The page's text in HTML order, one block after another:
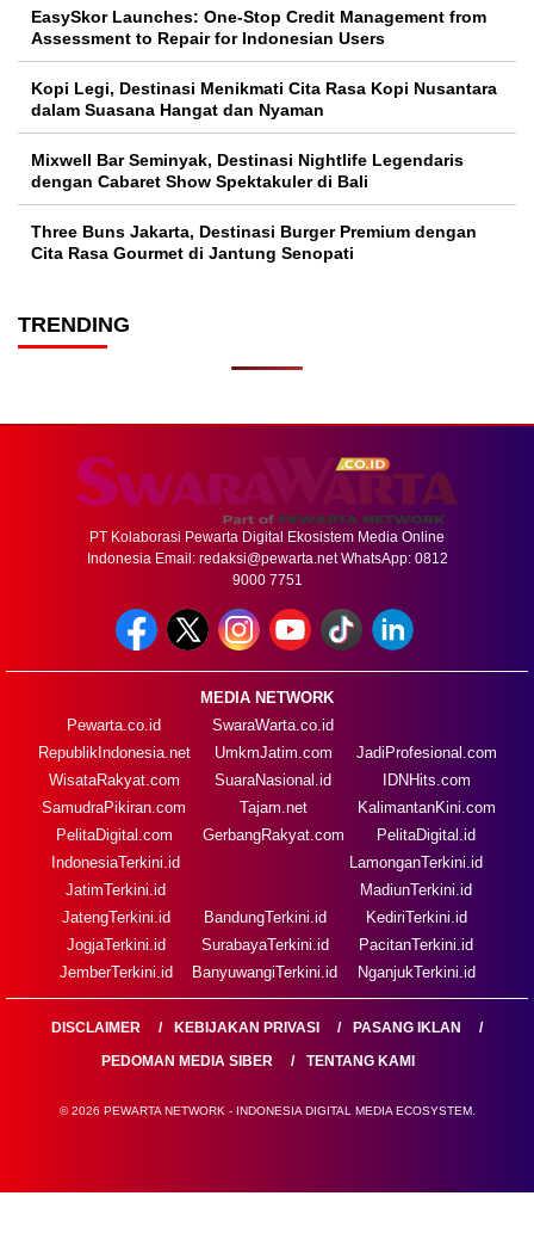
EasySkor Launches: One-Stop Credit Management from
Assessment to Repair for Indonesian Users
Kopi Legi, Destinasi Menikmati Cita Rasa Kopi Nusantara
dalam Suasana Hangat dan Nyaman
Mixwell Bar Seminyak, Destinasi Nightlife Legendaris
dengan Cabaret Show Spektakuler di Bali
Three Buns Jakarta, Destinasi Burger Premium dengan
Cita Rasa Gourmet di Jantung Senopati
TRENDING
PT Kolaborasi Pewarta Digital Ekosistem Media Online
Indonesia Email: redaksi@pewarta.netWhatsApp: 0812
9000 7751
MEDIA NETWORK
Pewarta.co.id
RepublikIndonesia.net
WisataRakyat.com
SamudraPikiran.com
PelitaDigital.com
SwaraWarta.co.id
UmkmJatim.com
SuaraNasional.id
Tajam.net
GerbangRakyat.com
JadiProfesional.com
IDNHits.com
KalimantanKini.com
PelitaDigital.id
IndonesiaTerkini.id
JatimTerkini.id
JatengTerkini.id
JogjaTerkini.id
JemberTerkini.id
BandungTerkini.id
SurabayaTerkini.id
BanyuwangiTerkini.id
LamonganTerkini.id
MadiunTerkini.id
KediriTerkini.id
PacitanTerkini.id
NganjukTerkini.id
DISCLAIMER KEBIJAKAN PRIVASI
PASANG IKLAN
PEDOMAN MEDIA SIBER
TENTANG KAMI
© 2026 PEWARTA NETWORK - INDONESIA DIGITAL MEDIA ECOSYSTEM.